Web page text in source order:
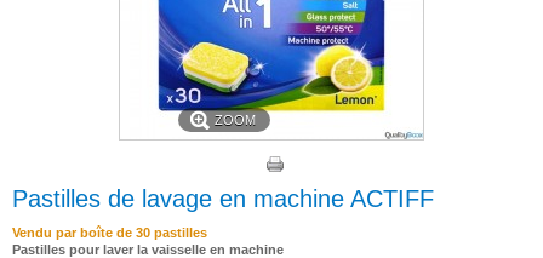
ZOOM
Pastilles de lavage en machine ACTIFF
Vendu par boîte de 30 pastilles
Pastilles pour laver la vaisselle en machine